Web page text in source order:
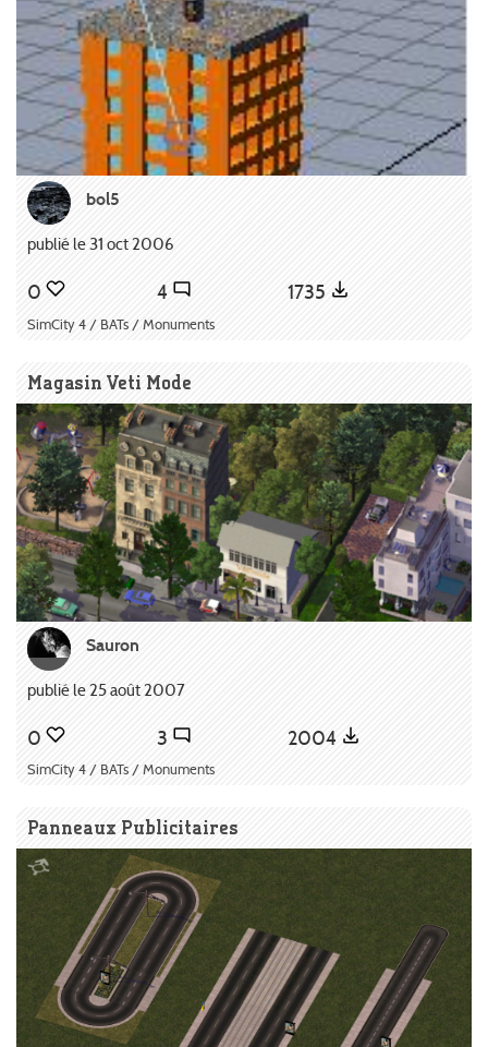
bol5
publié le 31 oct 2006
0 4 1735
SimCity 4 / BATs / Monuments
Magasin Veti Mode
Sauron
publié le 25 août 2007
0 3 2004
SimCity 4 / BATs / Monuments
Panneaux Publicitaires